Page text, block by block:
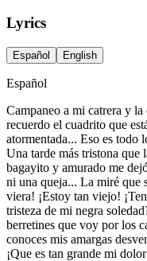
Lyrics
Español English
Español
Campaneo a mi catrera y
recuerdo el cuadrito que
atormentada... Eso es todo
Una tarde más tristona que
bagayito y amurado me
ni una queja... La miré que
viera! ¡Estoy tan viejo!
tristeza de mi negra
berretines que voy por los
conoces mis amargas
¡Que es tan grande mi